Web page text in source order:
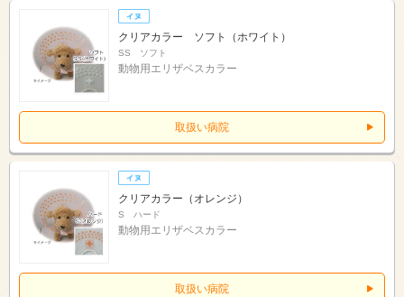
クリアカラー ソフト（ホワイト）
SS ソフト
動物用エリザベスカラー
取扱い病院
クリアカラー（オレンジ）
S ハード
動物用エリザベスカラー
取扱い病院